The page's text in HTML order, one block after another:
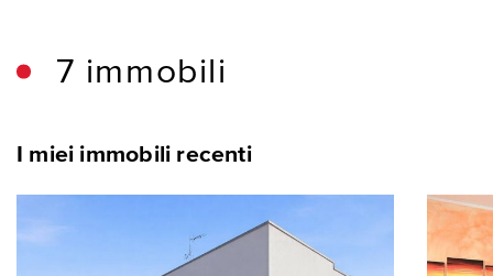
7 immobili
I miei immobili recenti